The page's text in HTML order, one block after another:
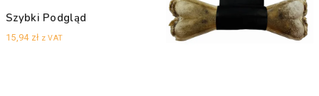
Szybki Podgląd
15,94 zł z VAT